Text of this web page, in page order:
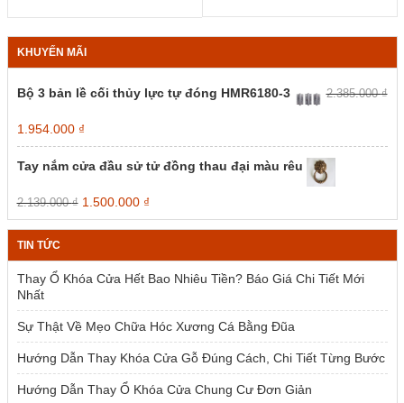
KHUYẾN MÃI
Bộ 3 bản lề cối thủy lực tự đóng HMR6180-3 2.385.000₫
Giá
gốc
là:
2.385.000 ₫.
1.954.000 ₫Giá
hiện
tại
Tay nắm cửa đầu sử tử đồng thau đại màu rêu
2.139.000₫ Giá
gốc
là:
1.500.000 ₫Giá
hiện
tại
1.500.000 ₫.
TIN TỨC
Thay Ổ Khóa Cửa Hết Bao Nhiêu Tiền? Báo Giá Chi Tiết Mới
Nhất
Sự Thật Về Mẹo Chữa Hóc Xương Cá Bằng Đũa
Hướng Dẫn Thay Khóa Cửa Gỗ Đúng Cách, Chi Tiết Từng Bước
Hướng Dẫn Thay Ổ Khóa Cửa Chung Cư Đơn Giản